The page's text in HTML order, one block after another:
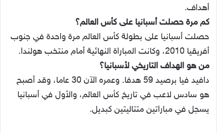
أهداف.
كم مرة حصلت أسبانيا على كأس العالم؟
حصلت أسبانيا على بطولة كأس العالم مرة واحدة في جنوب
أفريقيا 2010، وكانت المباراة النهائية أمام منتخب هولندا.
من هو الهداف التاريخي لأسبانيا؟
دافيد فيا برصيد 59 هدفا. وعمره الآن 30 عاما، وقد أصبح
هو سادس لاعب في تاريخ كأس العالم، والأول في أسبانيا
يسجل في مباراتين متتاليتين كبديل.